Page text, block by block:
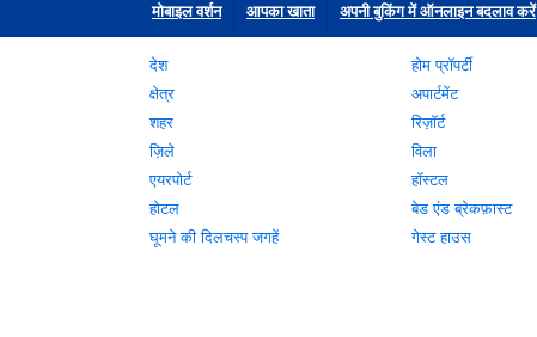
मोबाइल वर्शन आपका खाता अपनी बुकिंग में ऑनलाइन बदलाव करें
देश
क्षेत्र
शहर
ज़िले
एयरपोर्ट
होटल
घूमने की दिलचस्प जगहें
होम प्रॉपर्टी
अपार्टमेंट
रिज़ॉर्ट
विला
हॉस्टल
बेड एंड ब्रेकफ़ास्ट
गेस्ट हाउस